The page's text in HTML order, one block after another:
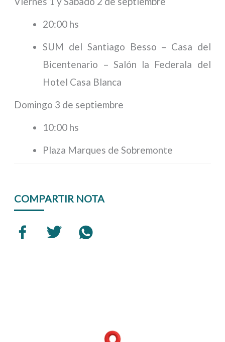
20:00 hs
SUM del Santiago Besso – Casa del
Bicentenario – Salón la Federala del
Hotel Casa Blanca
Domingo 3 de septiembre
10:00 hs
Plaza Marques de Sobremonte
COMPARTIR NOTA